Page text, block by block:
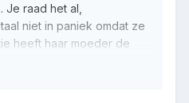
raad het al,
niet in paniek omdat ze
heeft haar moeder de